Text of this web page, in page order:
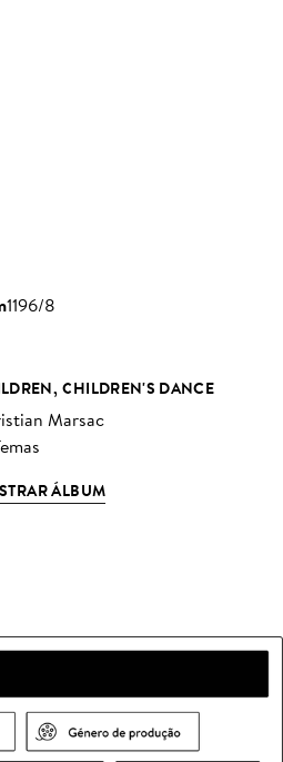
1196/8
CHILDREN'S DANCE
Marsac
ÁLBUM